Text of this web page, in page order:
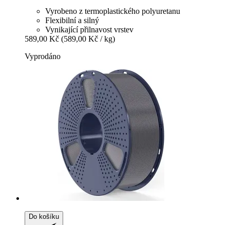
Vyrobeno z termoplastického polyuretanu
Flexibilní a silný
Vynikající přilnavost vrstev
589,00 Kč (589,00 Kč / kg)
Vyprodáno
Do košíku